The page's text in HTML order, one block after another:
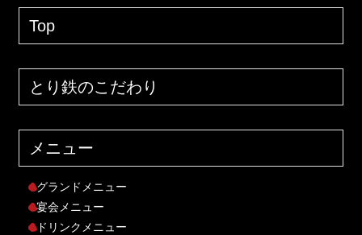
Top
とり鉄のこだわり
メニュー
グランドメニュー
宴会メニュー
ドリンクメニュー